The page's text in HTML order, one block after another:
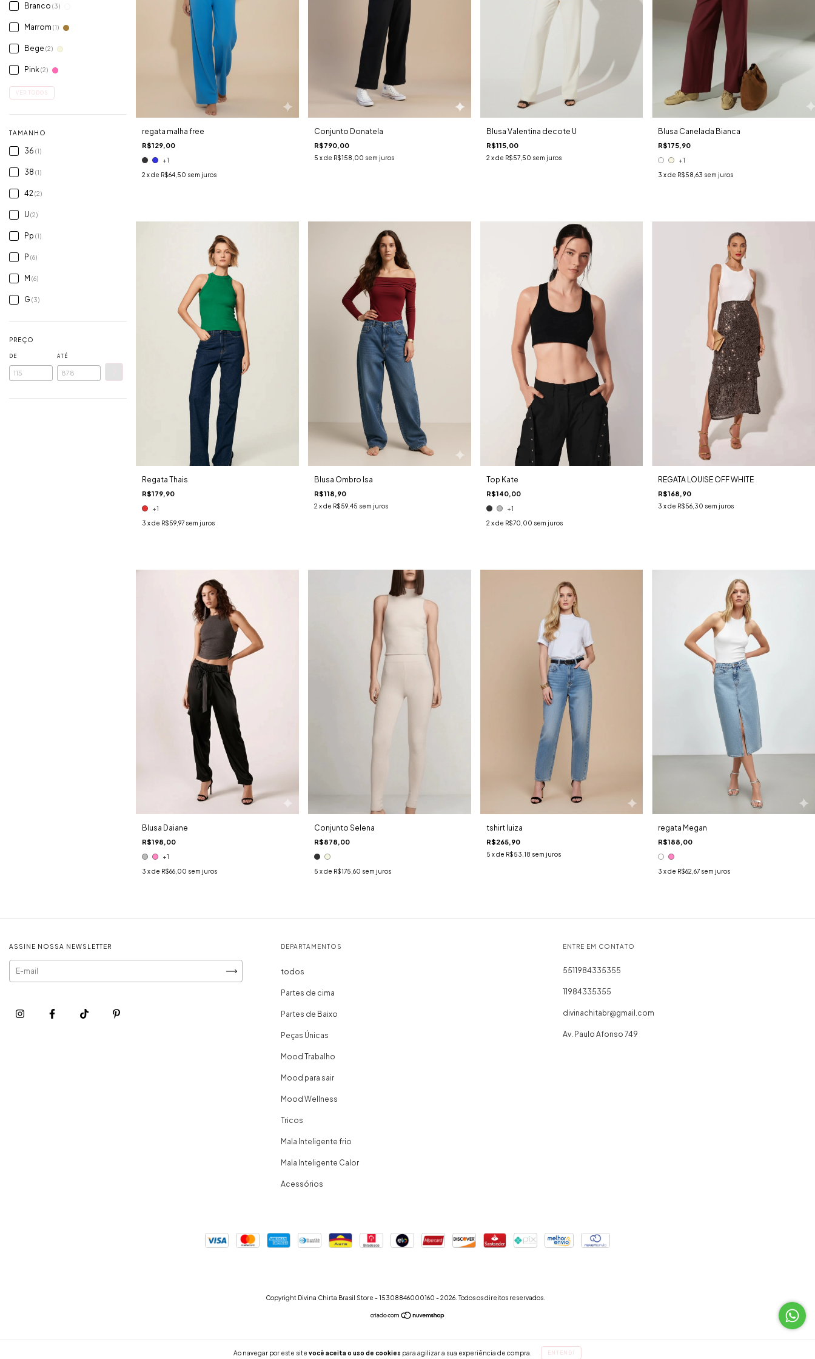
Ao navegar por este site você aceita o uso de cookies para agilizar a sua experiência de compra. ENTENDI
Branco (3)
Marrom (1)
Bege (2)
Pink(2)
VER TODOS
TAMANHO
36 (1)
38 (1)
42(2)
U (2)
Pp (1)
P (6)
M (6)
G (3)
PREÇO
DE ATÉ
regata malha free
R$129,00
+1
2 x de R$64,50 sem juros
Conjunto Donatela
R$790,00
5 x de R$158,00 sem juros
Blusa Valentina decote U
R$115,00
2 x de R$57,50 sem juros
Blusa Canelada Bianca
R$175,90
+1
3 x de R$58,63 sem juros
Regata Thais
R$179,90
+1
3 x de R$59,97 sem juros
Blusa Ombro Isa
R$118,90
2 x de R$59,45 sem juros
Top Kate
R$140,00
+1
2 x de R$70,00 sem juros
REGATA LOUISE OFF WHITE
R$168,90
3 x de R$56,30 sem juros
Blusa Daiane
R$198,00
+1
3 x de R$66,00 sem juros
Conjunto Selena
R$878,00
5 x de R$175,60 sem juros
tshirt luiza
R$265,90
5 x de R$53,18 sem juros
regata Megan
R$188,00
3 x de R$62,67 sem juros
ASSINE NOSSA NEWSLETTER DEPARTAMENTOS
todos
Partes de cima
Partes de Baixo
Peças Únicas
Mood Trabalho
Mood para sair
Mood Wellness
Tricos
Mala Inteligente frio
Mala Inteligente Calor
Acessórios
ENTRE EM CONTATO
5511984335355
11984335355
divinachitabr@gmail.com
Av. Paulo Afonso 749
Copyright Divina Chirta Brasil Store - 15308846000160 - 2026. Todos os direitos reservados.